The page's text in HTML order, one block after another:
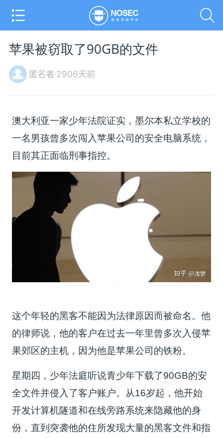
苹果被窃取了90GB的文件
匿名者·2906天前
澳大利亚一家少年法院证实，墨尔本私立学校的
一名男孩曾多次闯入苹果公司的安全电脑系统，
目前其正面临刑事指控。
这个年轻的黑客不能因为法律原因而被命名。他
的律师说，他的客户在过去一年里曾多次入侵苹
果郊区的主机，因为他是苹果公司的铁粉。
星期四，少年法庭听说青少年下载了90GB的安
全文件并侵入了客户账户。从16岁起，他开始
开发计算机隧道和在线旁路系统来隐藏他的身
份，直到突袭他的住所发现大量的黑客文件和指